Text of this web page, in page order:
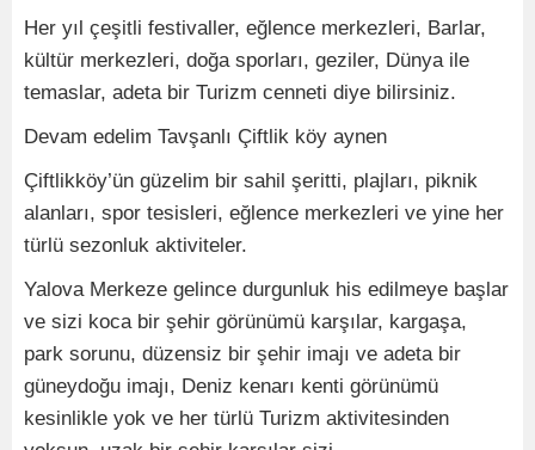
Her yıl çeşitli festivaller, eğlence merkezleri, Barlar,
kültür merkezleri, doğa sporları, geziler, Dünya ile
temaslar, adeta bir Turizm cenneti diye bilirsiniz.
Devam edelim Tavşanlı Çiftlik köy aynen
Çiftlikköy’ün güzelim bir sahil şeritti, plajları, piknik
alanları, spor tesisleri, eğlence merkezleri ve yine her
türlü sezonluk aktiviteler.
Yalova Merkeze gelince durgunluk his edilmeye başlar
ve sizi koca bir şehir görünümü karşılar, kargaşa,
park sorunu, düzensiz bir şehir imajı ve adeta bir
güneydoğu imajı, Deniz kenarı kenti görünümü
kesinlikle yok ve her türlü Turizm aktivitesinden